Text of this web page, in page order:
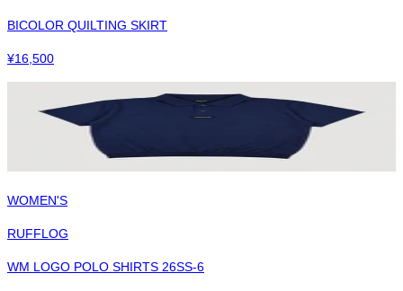
BICOLOR QUILTING SKIRT
¥16,500
WOMEN'S
RUFFLOG
WM LOGO POLO SHIRTS 26SS-6